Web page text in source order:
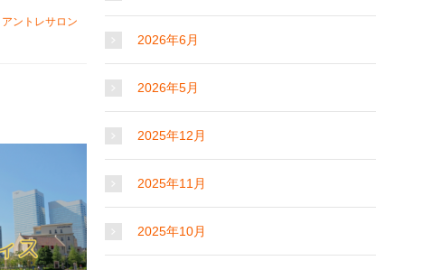
アントレサロン
2026年6月
2026年5月
2025年12月
2025年11月
2025年10月